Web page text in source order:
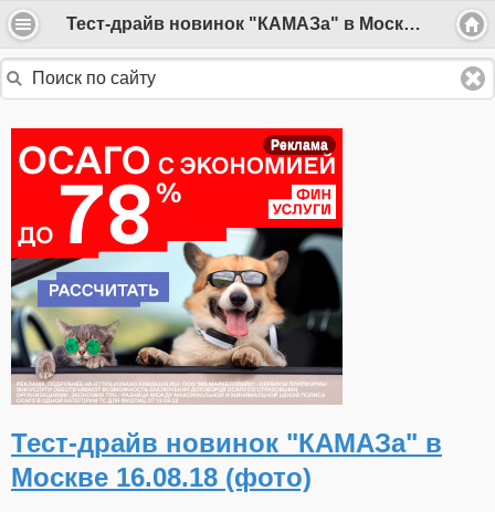
Тест-драйв новинок "КАМАЗа" в Москве 16.08.18 (фото)
Реклама
Тест-драйв новинок "КАМАЗа" в
Москве 16.08.18 (фото)